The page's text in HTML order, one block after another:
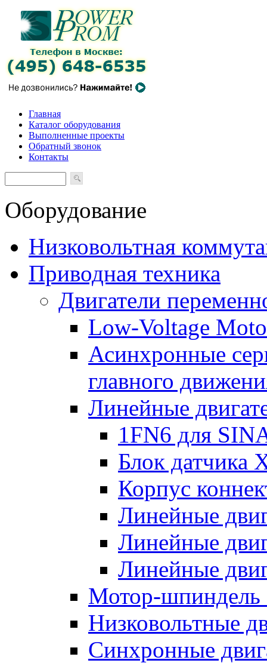
Главная
Каталог оборудования
Выполненные проекты
Обратный звонок
Контакты
Оборудование
Низковольтная
Приводная техника
Двигатели
Low-Voltage
Асинхронные
главного
Линейные
1FN6 для
Блок датчика
Корпус
Линейные
Линейные
Линейные
Мотор-шпиндель
Низковольтные
Синхронные